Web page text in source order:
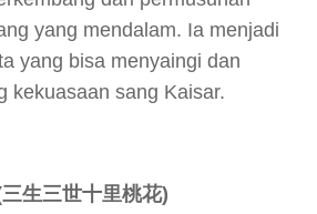
yang mendalam. Ia menjadi
yang bisa menyaingi dan
kekuasaan sang Kaisar.
三生三世十里桃花)